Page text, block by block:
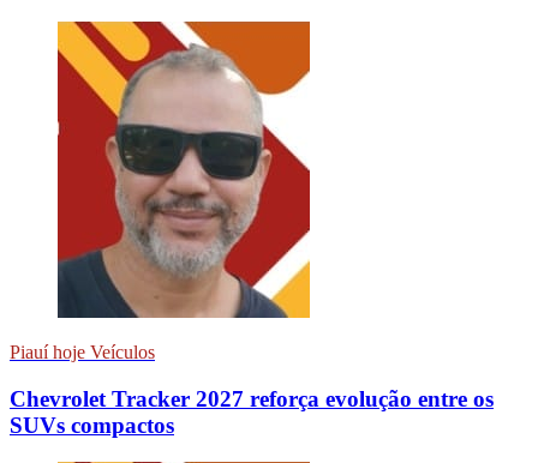
Piauí hoje Veículos
Chevrolet Tracker 2027 reforça evolução entre os
SUVs compactos